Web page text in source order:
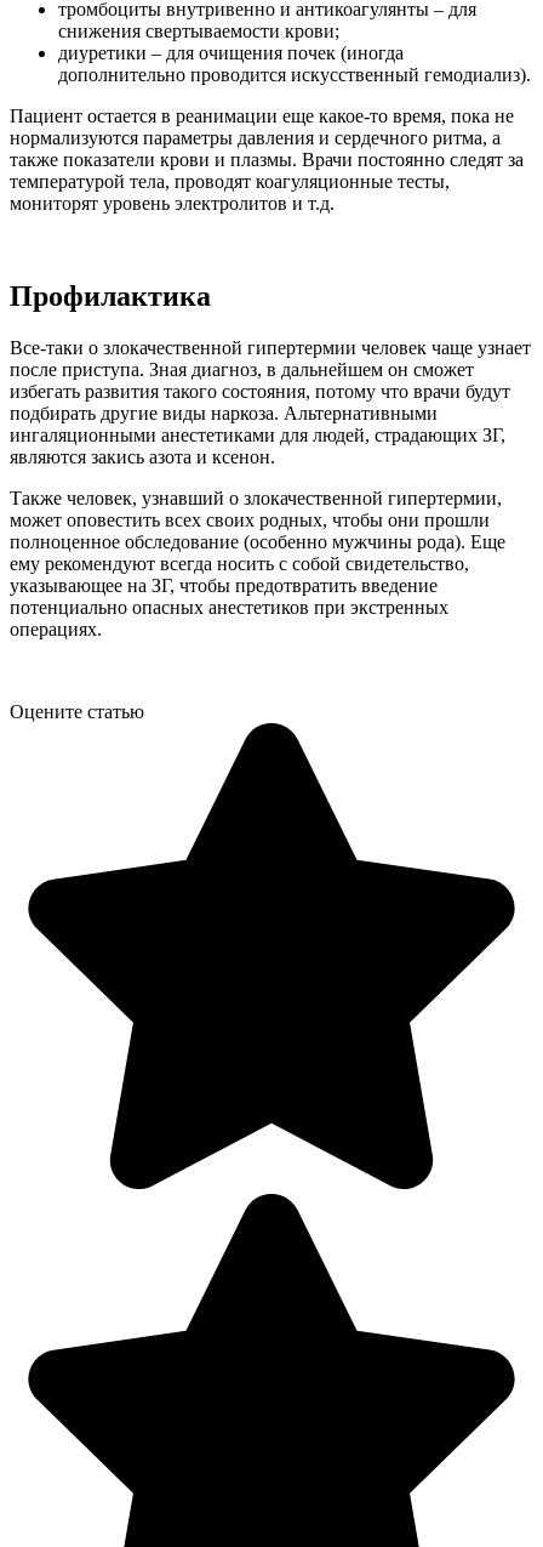
тромбоциты внутривенно и антикоагулянты – для
снижения свертываемости крови;
диуретики – для очищения почек (иногда
дополнительно проводится искусственный гемодиализ).
Пациент остается в реанимации еще какое-то время, пока не
нормализуются параметры давления и сердечного ритма, а
также показатели крови и плазмы. Врачи постоянно следят за
температурой тела, проводят коагуляционные тесты,
мониторят уровень электролитов и т.д.
Профилактика
Все-таки о злокачественной гипертермии человек чаще узнает
после приступа. Зная диагноз, в дальнейшем он сможет
избегать развития такого состояния, потому что врачи будут
подбирать другие виды наркоза. Альтернативными
ингаляционными анестетиками для людей, страдающих ЗГ,
являются закись азота и ксенон.
Также человек, узнавший о злокачественной гипертермии,
может оповестить всех своих родных, чтобы они прошли
полноценное обследование (особенно мужчины рода). Еще
ему рекомендуют всегда носить с собой свидетельство,
указывающее на ЗГ, чтобы предотвратить введение
потенциально опасных анестетиков при экстренных
операциях.
Оцените статью